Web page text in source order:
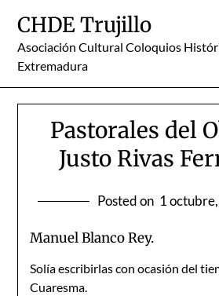
content
CHDE Trujillo
Asociación Cultural Coloquios
Extremadura
Pastorales del
Justo Rivas
Posted on 1
Manuel Blanco Rey.
Solía escribirlas con ocasión del
Cuaresma.